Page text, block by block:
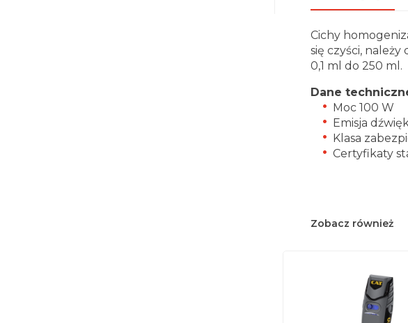
Cichy
się czyści,
0,1 ml do 250 ml.
Dane
Moc 100 W
Emisja
Klasa
Certyfikaty
Zobacz również